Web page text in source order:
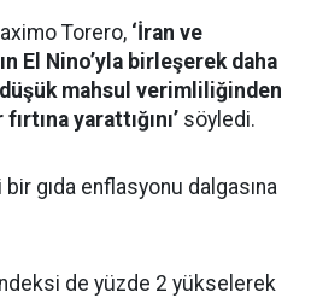
Torero, ‘İran ve
El Nino’yla birleşerek daha
mahsul verimliliğinden
yarattığını’ söyledi.
bir gıda enflasyonu dalgasına
de yüzde 2 yükselerek